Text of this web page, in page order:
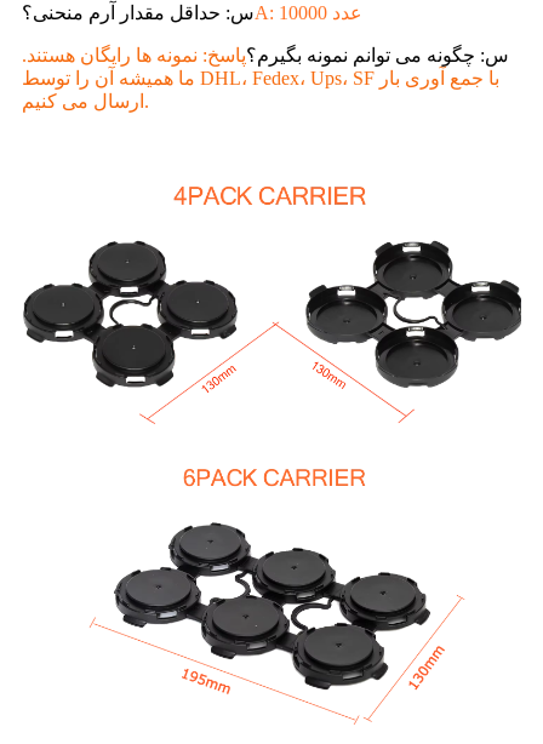
س: حداقل مقدار آرم منحنی؟ A: 10000 عدد
س: چگونه می توانم نمونه بگیرم؟پاسخ: نمونه ها رایگان هستند.
ما همیشه آن را توسط DHL، Fedex، Ups، SF با جمع آوری بار
ارسال می کنیم.